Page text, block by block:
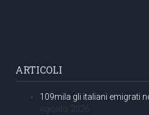
ARTICOLI
109mila gli italiani emigrati
Agosto 2026